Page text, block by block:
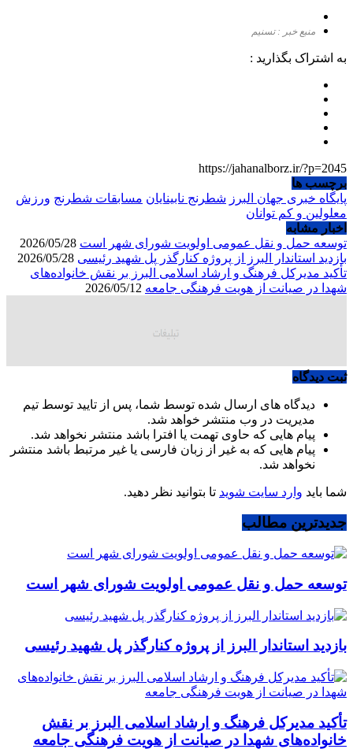
منبع خبر : تسنیم
به اشتراک بگذارید :
https://jahanalborz.ir/?p=2045
برچسب ها
پایگاه خبری جهان البرز شطرنج نابینایان مسابقات شطرنج ورزش
معلولین و کم توانان
اخبار مشابه
توسعه حمل و نقل عمومی اولویت شورای شهر است
بازدید استاندار البرز از پروژه کنارگذر پل شهید رئیسی
تأکید مدیرکل فرهنگ و ارشاد اسلامی البرز بر نقش خانواده‌های
شهدا در صیانت از هویت فرهنگی جامعه
ثبت دیدگاه
دیدگاه های ارسال شده توسط شما، پس از تایید توسط تیم
مدیریت در وب منتشر خواهد شد.
پیام هایی که حاوی تهمت یا افترا باشد منتشر نخواهد شد.
پیام هایی که به غیر از زبان فارسی یا غیر مرتبط باشد منتشر
نخواهد شد.
شما باید وارد سایت شوید تا بتوانید نظر دهید.
جدیدترین مطالب
توسعه حمل و نقل عمومی اولویت شورای شهر است
بازدید استاندار البرز از پروژه کنارگذر پل شهید رئیسی
تأکید مدیرکل فرهنگ و ارشاد اسلامی البرز بر نقش
خانواده‌های شهدا در صیانت از هویت فرهنگی جامعه